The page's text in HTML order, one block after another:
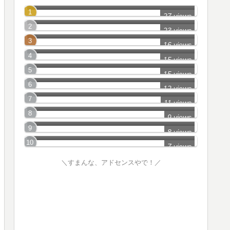
27 views
静岡県_中部＆西部2
23 views
岐阜県_Part1
16 views
静岡県西部_Part10
15 views
静岡県(東部)_Part1
15 views
岐阜県_Part6
12 views
三重県_Part2
11 views
岐阜県_Part9
9 views
愛知県_Part8
8 views
三重県_Part3
7 views
＼すまんな、アドセンスやで！／